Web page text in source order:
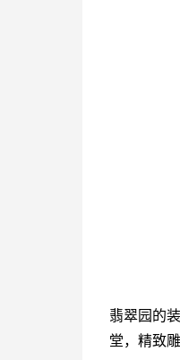
翡翠园的
堂，精致